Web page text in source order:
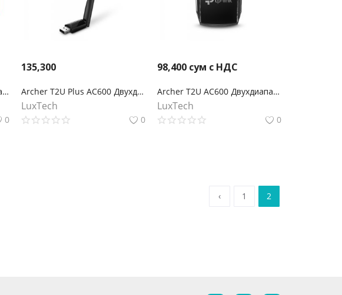
TL-WN727N N150 Wi-Fi USB-адаптер
0
135,300
Archer T2U Plus AC600 Двухдиапазонный Wi‑Fi USB‑адаптер высокого усиления
LuxTech
0
98,400 сум с НДС
Archer T2U AC600 Двухдиапазонный Wi-Fi USB‑адаптер
LuxTech
0
‹ 1 2